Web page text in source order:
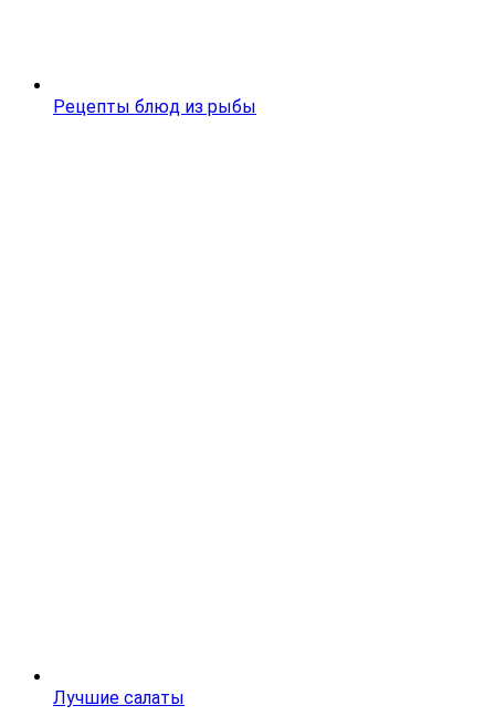
Рецепты блюд из рыбы
Лучшие салаты